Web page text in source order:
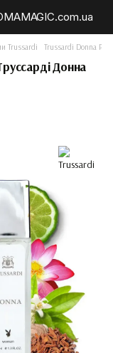
Trussardi Trussardi Donna
Донна